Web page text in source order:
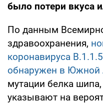
было потери вкуса
По данным
здравоохранения,
коронавируса
обнаружен в Южной
мутации белка
указывают на